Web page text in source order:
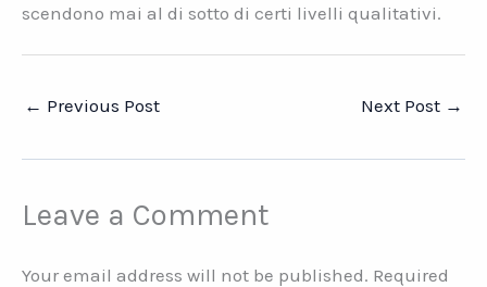
scendono mai al di sotto di certi livelli qualitativi.
← Previous Post Next Post →
Leave a Comment
Your email address will not be published. Required